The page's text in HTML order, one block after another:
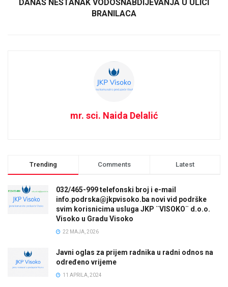
DANAS NESTANAK VODOSNABDIJEVANJA U ULICI
BRANILACA
mr. sci. Naida Delalić
Trending Comments Latest
032/465-999 telefonski broj i e-mail
info.podrska@jkpvisoko.ba novi vid podrške
svim korisnicima usluga JKP ¨VISOKO¨ d.o.o.
Visoko u Gradu Visoko
22 MAJA, 2026
Javni oglas za prijem radnika u radni odnos na
određeno vrijeme
11 APRILA, 2024